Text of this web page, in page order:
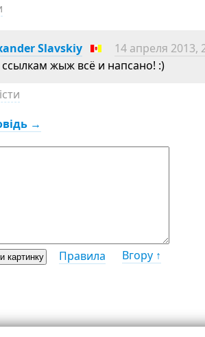
Slavskiy 14 апреля 2013,
ссылкам жыж всё и напсано! :)
→
Правила Вгору ↑